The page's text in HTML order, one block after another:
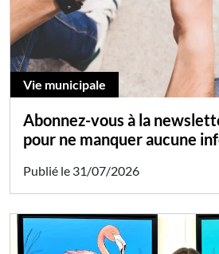
Vie municipale
Abonnez-vous à la
pour ne manquer aucune
Publié le 31/07/2026